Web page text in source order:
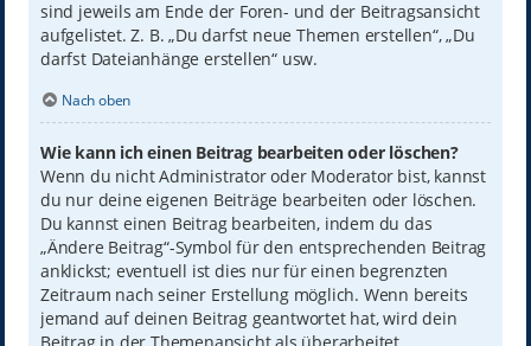
sind jeweils am Ende der Foren- und der Beitragsansicht
aufgelistet. Z. B. „Du darfst neue Themen erstellen“, „Du
darfst Dateianhänge erstellen“ usw.
Nach oben
Wie kann ich einen Beitrag bearbeiten oder löschen?
Wenn du nicht Administrator oder Moderator bist, kannst
du nur deine eigenen Beiträge bearbeiten oder löschen.
Du kannst einen Beitrag bearbeiten, indem du das
„Ändere Beitrag“-Symbol für den entsprechenden Beitrag
anklickst; eventuell ist dies nur für einen begrenzten
Zeitraum nach seiner Erstellung möglich. Wenn bereits
jemand auf deinen Beitrag geantwortet hat, wird dein